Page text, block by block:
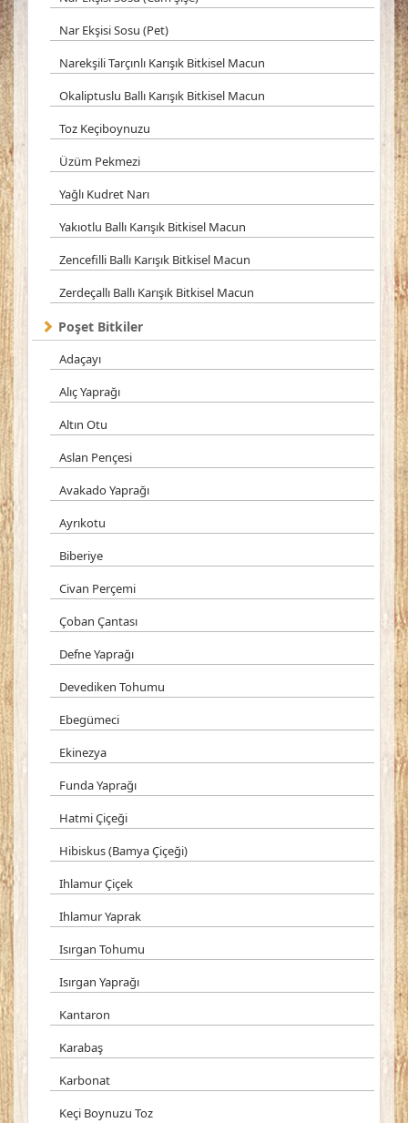
Nar Ekşisi Sosu (Pet)
Narekşili Tarçınlı Karışık Bitkisel Macun
Okaliptuslu Ballı Karışık Bitkisel Macun
Toz Keçiboynuzu
Üzüm Pekmezi
Yağlı Kudret Narı
Yakıotlu Ballı Karışık Bitkisel Macun
Zencefilli Ballı Karışık Bitkisel Macun
Zerdeçallı Ballı Karışık Bitkisel Macun
Poşet Bitkiler
Adaçayı
Alıç Yaprağı
Altın Otu
Aslan Pençesi
Avakado Yaprağı
Ayrıkotu
Biberiye
Civan Perçemi
Çoban Çantası
Defne Yaprağı
Devediken Tohumu
Ebegümeci
Ekinezya
Funda Yaprağı
Hatmi Çiçeği
Hibiskus (Bamya Çiçeği)
Ihlamur Çiçek
Ihlamur Yaprak
Isırgan Tohumu
Isırgan Yaprağı
Kantaron
Karabaş
Karbonat
Keçi Boynuzu Toz